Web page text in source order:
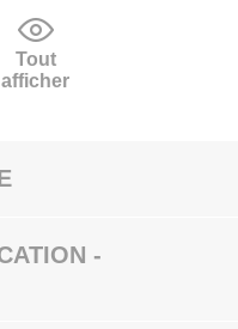
Tout
afficher
-